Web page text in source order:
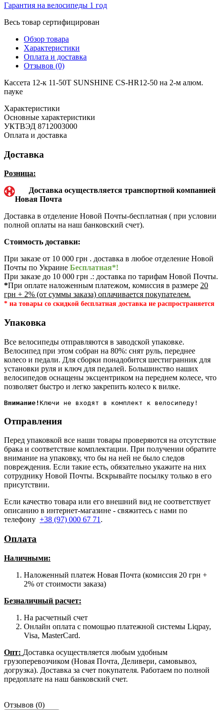
Гарантия на велосипеды 1 год
Весь товар сертифицирован
Обзор товара
Характеристики
Оплата и доставка
Отзывов (0)
Кассета 12-к 11-50T SUNSHINE CS-HR12-50 на 2-м алюм.
пауке
Характеристики
Основные характеристики
УКТВЭД 8712003000
Оплата и доставка
Доставка
Розница:
Доставка осуществляется транспортной компанией
Новая Почта
Доставка в отделение Новой Почты-бесплатная ( при условии
полной оплаты на наш банковский счет).
Стоимость доставки:
При заказе от 10 000 грн . доставка в любое отделение Новой
Почты по Украине Бесплатная*!
При заказе до 10 000 грн .: доставка по тарифам Новой Почты.
*При оплате наложенным платежом, комиссия в размере 20
грн + 2% (от суммы заказа) оплачивается покупателем.
* на товары со скидкой бесплатная доставка не распространяется
Упаковка
Все велосипеды отправляются в заводской упаковке.
Велосипед при этом собран на 80%: снят руль, переднее
колесо и педали. Для сборки понадобится шестигранник для
установки руля и ключ для педалей. Большинство наших
велосипедов оснащены эксцентриком на переднем колесе, что
позволяет быстро и легко закрепить колесо к вилке.
Внимание!
Отправления
Перед упаковкой все наши товары проверяются на отсутствие
брака и соответствие комплектации. При получении обратите
внимание на упаковку, что бы на ней не было следов
повреждения. Если такие есть, обязательно укажите на них
сотруднику Новой Почты. Вскрывайте посылку только в его
присутствии.
Если качество товара или его внешний вид не соответствует
описанию в интернет-магазине - свяжитесь с нами по
телефону +38 (97) 000 67 71 .
Оплата
Наличными:
Наложенный платеж Новая Почта (комиссия 20 грн +
2% от стоимости заказа)
Безналичный расчет:
На расчетный счет
Онлайн оплата с помощью платежной системы Liqpay,
Visa, MasterCard.
Опт: Доставка осуществляется любым удобным
грузоперевозчиком (Новая Почта, Деливери, самовывоз,
догрузка). Доставка за счет покупателя. Работаем по полной
предоплате на наш банковский счет.
Отзывов (0)